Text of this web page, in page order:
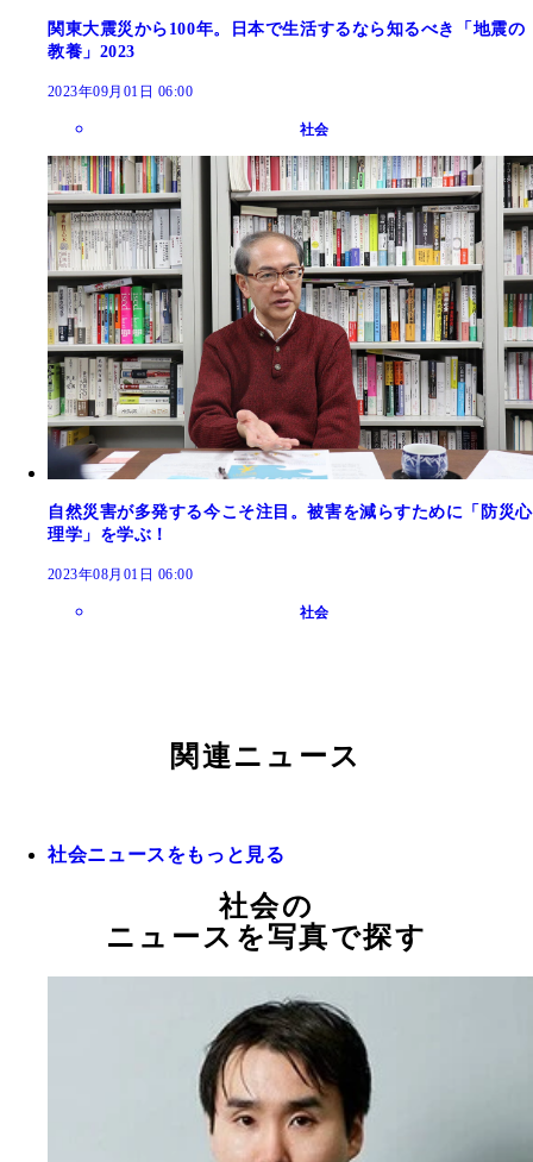
関東大震災から100年。日本で生活するなら知るべき「地震の
教養」2023
2023年09月01日 06:00
社会
自然災害が多発する今こそ注目。被害を減らすために「防災心
理学」を学ぶ！
2023年08月01日 06:00
社会
関連ニュース
社会ニュースをもっと見る
社会の
ニュースを写真で探す